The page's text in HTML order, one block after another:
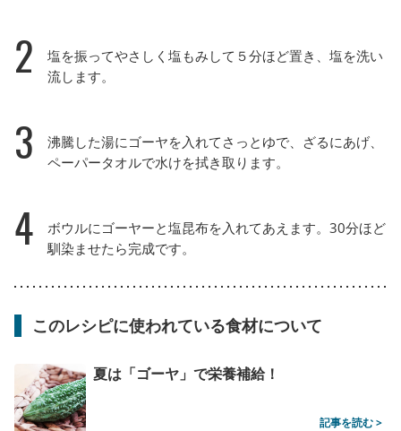
2
塩を振ってやさしく塩もみして５分ほど置き、塩を洗い
流します。
3
沸騰した湯にゴーヤを入れてさっとゆで、ざるにあげ、
ペーパータオルで水けを拭き取ります。
4
ボウルにゴーヤーと塩昆布を入れてあえます。30分ほど
馴染ませたら完成です。
このレシピに使われている食材について
夏は「ゴーヤ」で栄養補給！
記事を読む >